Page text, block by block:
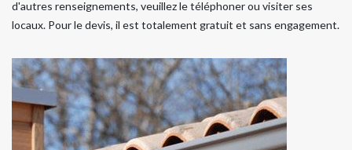
d'autres renseignements, veuillez le téléphoner ou visiter ses
locaux. Pour le devis, il est totalement gratuit et sans engagement.